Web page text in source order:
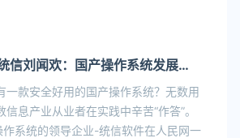
信刘闻欢：国产操作系统发展成
生态”与“心态”
一款安全好用的国产操作系统？无数用
息产业从业者在实践中辛苦“作答”。
系统的领导企业-统信软件在人民网一